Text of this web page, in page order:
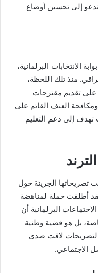
إلى تحسين أوضاع
الانتخابات البرلمانية،
منذ تلك اللحظة،
تقديم مقترحات
العنف القائم على
تهدف إلى دعم التعليم
تصريحاتها الجريئة حول
أطلقت حملة لمناهضة
البرلمانية أن
بل هو قضية وطنية
التصريحات لاقت صدى
الاجتماعي.